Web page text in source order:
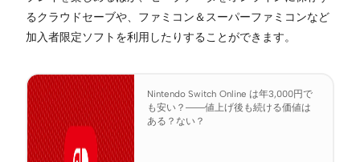
るクラウドセーブや、ファミコン＆スーパーファミコンなど
加入者限定ソフトを利用したりすることができます。
Nintendo Switch Online は年3,000円で
も安い？――値上げ後も続ける価値は
ある？ない？